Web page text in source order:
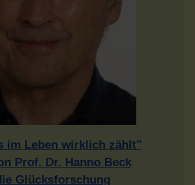
im Leben wirklich zählt"
Prof. Dr. Hanno Beck
Glücksforschung